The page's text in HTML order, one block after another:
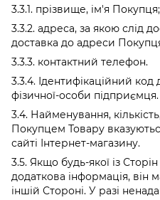
3.3.1. прізвище, ім'я Покупця;
3.3.2. адреса, за якою слід
доставка до адреси
3.3.3. контактний телефон.
3.3.4. Ідентифікаційний
фізичної-особи підприємця.
3.4. Найменування,
Покупцем Товару
сайті Інтернет-магазину.
3.5. Якщо будь-якої із
додаткова інформація, він
іншій Стороні. У разі